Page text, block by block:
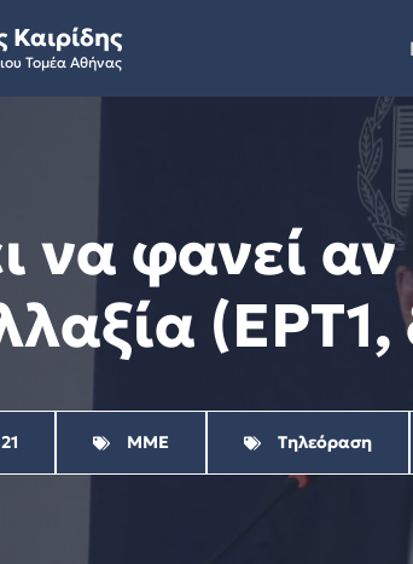
Καιρίδης
Τομέα Αθήνας
να φανεί αν
(ΕΡΤ1,
ΜΜΕ Τηλεόραση